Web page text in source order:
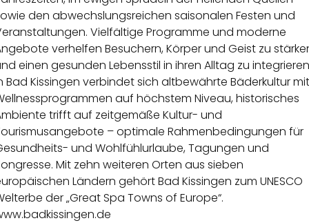
den abwechslungsreichen saisonalen Festen und
Vielfältige Programme und moderne
verhelfen Besuchern, Körper und Geist zu
einen gesunden Lebensstil in ihren Alltag zu
Bad Kissingen verbindet sich altbewährte Bäderkultur mit
auf höchstem Niveau, historisches
trifft auf zeitgemäße Kultur- und
– optimale Rahmenbedingungen für
und Wohlfühlurlaube, Tagungen und
Mit zehn weiteren Orten aus sieben
Ländern gehört Bad Kissingen zum UNESCO
der „Great Spa Towns of Europe“.